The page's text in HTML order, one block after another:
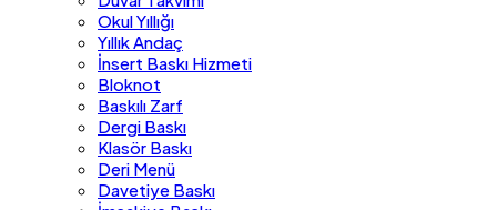
Okul Yıllığı
Yıllık Andaç
İnsert Baskı Hizmeti
Bloknot
Baskılı Zarf
Dergi Baskı
Klasör Baskı
Deri Menü
Davetiye Baskı